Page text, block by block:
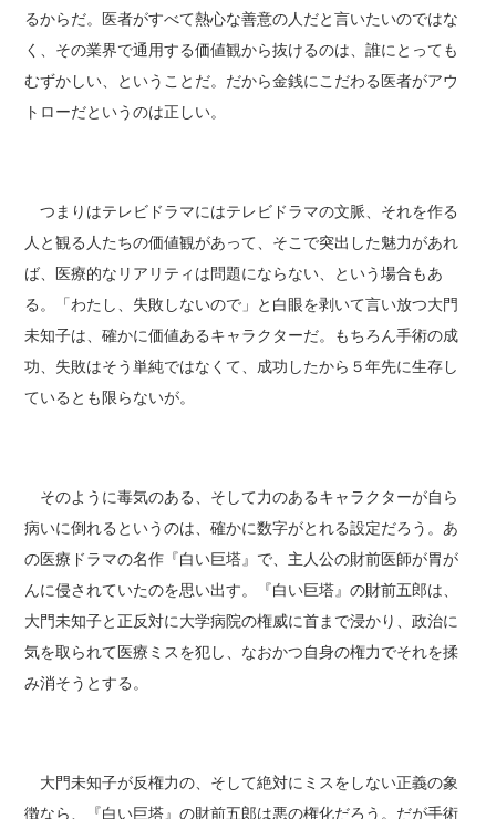
るからだ。医者がすべて熱心な善意の人だと言いたいのではな
く、その業界で通用する価値観から抜けるのは、誰にとっても
むずかしい、ということだ。だから金銭にこだわる医者がアウ
トローだというのは正しい。
つまりはテレビドラマにはテレビドラマの文脈、それを作る
人と観る人たちの価値観があって、そこで突出した魅力があれ
ば、医療的なリアリティは問題にならない、という場合もあ
る。「わたし、失敗しないので」と白眼を剥いて言い放つ大門
未知子は、確かに価値あるキャラクターだ。もちろん手術の成
功、失敗はそう単純ではなくて、成功したから５年先に生存し
ているとも限らないが。
そのように毒気のある、そして力のあるキャラクターが自ら
病いに倒れるというのは、確かに数字がとれる設定だろう。あ
の医療ドラマの名作『白い巨塔』で、主人公の財前医師が胃が
んに侵されていたのを思い出す。『白い巨塔』の財前五郎は、
大門未知子と正反対に大学病院の権威に首まで浸かり、政治に
気を取られて医療ミスを犯し、なおかつ自身の権力でそれを揉
み消そうとする。
大門未知子が反権力の、そして絶対にミスをしない正義の象
徴なら、『白い巨塔』の財前五郎は悪の権化だろう。だが手術